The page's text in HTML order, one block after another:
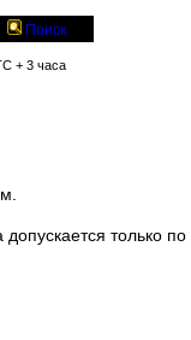
Поиск
+ 3 часа
только